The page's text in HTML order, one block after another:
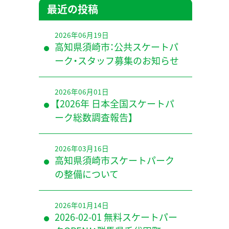
最近の投稿
2026年06月19日
高知県須崎市：公共スケートパ
ーク・スタッフ募集のお知らせ
2026年06月01日
【2026年 日本全国スケートパ
ーク総数調査報告】
2026年03月16日
高知県須崎市スケートパーク
の整備について
2026年01月14日
2026-02-01 無料スケートパー